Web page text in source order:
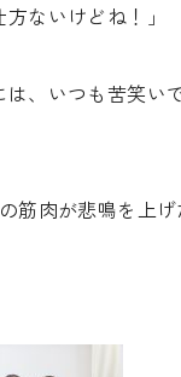
ないけどね！」
、いつも苦笑い
筋肉が悲鳴を上